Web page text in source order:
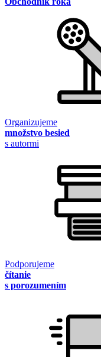
Organizujeme
množstvo besied
s autormi
Podporujeme
čítanie
s porozumením